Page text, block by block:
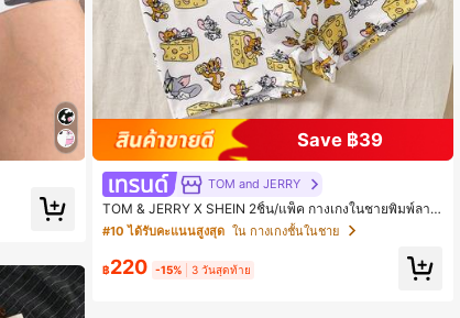
Save ฿39
TOM and JERRY
TOM & JERRY X SHEIN 2ชิ้น/แพ็ค กางเกงในชายพิมพ์ลาย
ตัวอักษรและการ์ตูนลำลองสำหรับใส่ทุกวัน
#10 ได้รับคะแนนสูงสุด ใน กางเกงชั้นในชาย
฿220 -15% 3 วันสุดท้าย